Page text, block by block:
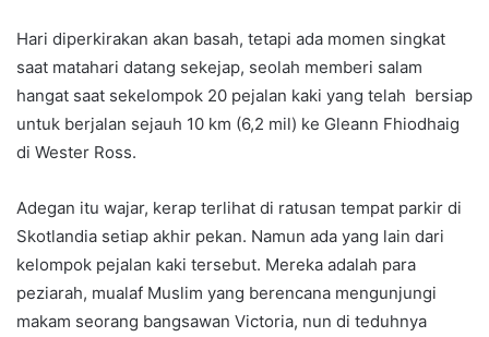
Hari diperkirakan akan basah, tetapi ada momen singkat
saat matahari datang sekejap, seolah memberi salam
hangat saat sekelompok 20 pejalan kaki yang telah bersiap
untuk berjalan sejauh 10 km (6,2 mil) ke Gleann Fhiodhaig
di Wester Ross.
Adegan itu wajar, kerap terlihat di ratusan tempat parkir di
Skotlandia setiap akhir pekan. Namun ada yang lain dari
kelompok pejalan kaki tersebut. Mereka adalah para
peziarah, mualaf Muslim yang berencana mengunjungi
makam seorang bangsawan Victoria, nun di teduhnya